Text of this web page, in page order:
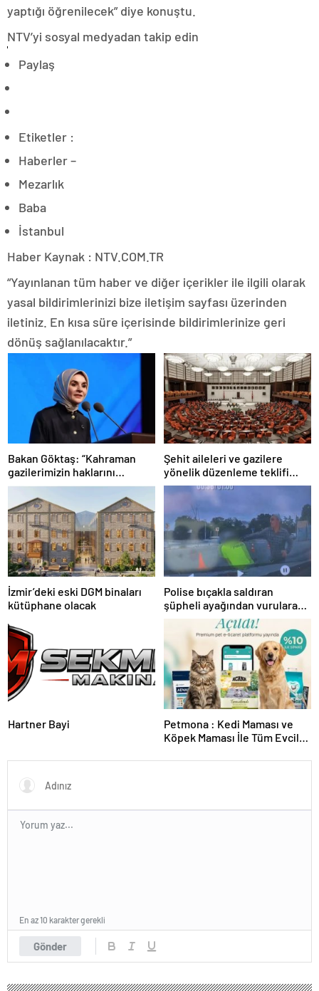
yaptığı öğrenilecek” diye konuştu.
NTV’yi sosyal medyadan takip edin
Paylaş
Etiketler :
Haberler –
Mezarlık
Baba
İstanbul
Haber Kaynak : NTV.COM.TR
“Yayınlanan tüm haber ve diğer içerikler ile ilgili olarak
yasal bildirimlerinizi bize iletişim sayfası üzerinden
iletiniz. En kısa süre içerisinde bildirimlerinize geri
dönüş sağlanılacaktır.”
Bakan Göktaş: “Kahraman
gazilerimizin haklarını
güçlendiren yeni bir dönemin
kapılarını aralıyoruz”
Şehit aileleri ve gazilere
yönelik düzenleme teklifi
Meclis’te kabul edildi
İzmir’deki eski DGM binaları
kütüphane olacak
Polise bıçakla saldıran
şüpheli ayağından vurularak
yakalandı
Hartner Bayi
Petmona : Kedi Maması ve
Köpek Maması İle Tüm Evcil
Gönder
En az 10 karakter gerekli